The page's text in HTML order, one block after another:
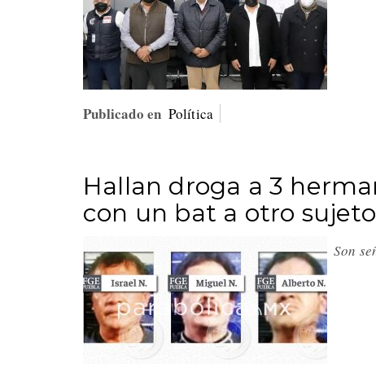
Publicado en Política
Hallan droga a 3
con un bat a otro sujeto
Son